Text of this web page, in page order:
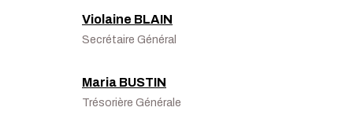
Violaine BLAIN
Secrétaire Général
Maria BUSTIN
Trésorière Générale